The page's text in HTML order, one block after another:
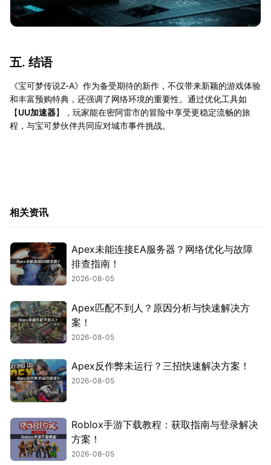
五. 结语
《宝可梦传说Z-A》作为备受期待的新作，不仅带来新颖的游戏体验
和丰富预购特典，还强调了网络环境的重要性。通过优化工具如
【UU加速器】，玩家能在密阿雷市的冒险中享受更稳定流畅的旅
程，与宝可梦伙伴共同应对城市事件挑战。
相关资讯
Apex未能连接EA服务器？网络优化与故障
排查指南！
2026-08-05
Apex匹配不到人？原因分析与快速解决方
案！
2026-08-05
Apex反作弊未运行？三招快速解决方案！
2026-08-05
Roblox手游下载教程：获取指南与登录解决
方案！
2026-08-05